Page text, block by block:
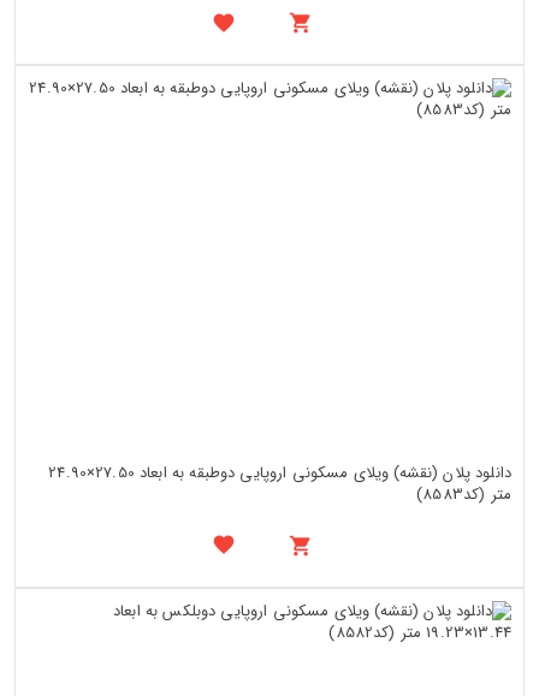
دانلود پلان (نقشه) ویلای مسکونی اروپایی دوطبقه به ابعاد 27.50×24.90
متر (کد8583)